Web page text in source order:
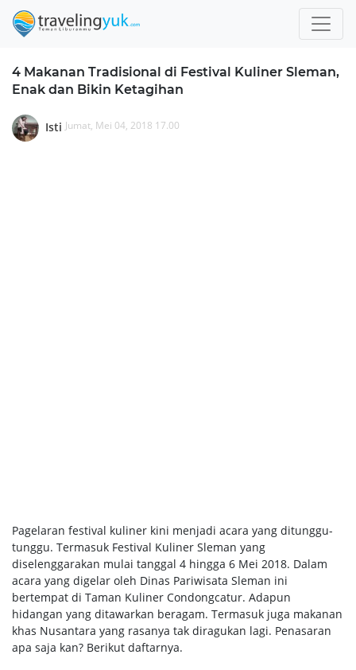
4 Makanan Tradisional di Festival Kuliner Sleman,
Enak dan Bikin Ketagihan
Isti Jumat, Mei 04, 2018 17.00
Pagelaran festival kuliner kini menjadi acara yang ditunggu-
tunggu. Termasuk Festival Kuliner Sleman yang
diselenggarakan mulai tanggal 4 hingga 6 Mei 2018. Dalam
acara yang digelar oleh Dinas Pariwisata Sleman ini
bertempat di Taman Kuliner Condongcatur. Adapun
hidangan yang ditawarkan beragam. Termasuk juga makanan
khas Nusantara yang rasanya tak diragukan lagi. Penasaran
apa saja kan? Berikut daftarnya.